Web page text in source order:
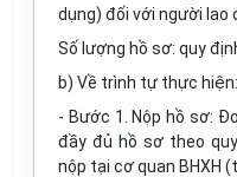
dụng) đối với người lao
Số lượng hồ sơ: quy
b) Về trình tự thực hiện:
- Bước 1. Nộp hồ sơ:
đầy đủ hồ sơ theo
nộp tại cơ quan BHXH